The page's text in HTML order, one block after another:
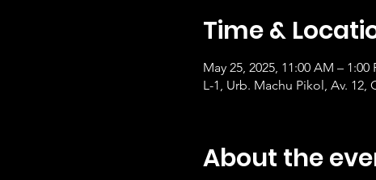
Time &
May 25, 2025, 11:00 AM – 1:00
L-1, Urb. Machu Pikol, Av. 12,
About the